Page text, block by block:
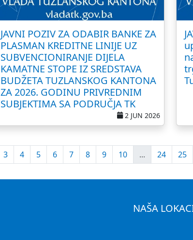
JAVNI POZIV ZA ODABIR BANKE ZA
PLASMAN KREDITNE LINIJE UZ
SUBVENCIONIRANJE DIJELA
KAMATNE STOPE IZ SREDSTAVA
BUDŽETA TUZLANSKOG KANTONA
ZA 2026. GODINU PRIVREDNIM
SUBJEKTIMA SA PODRUČJA TK
2 JUN 2026
3 4 5 6 7 8 9 10 ... 24 25
NAŠA